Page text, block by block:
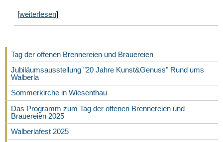
[weiterlesen]
Tag der offenen Brennereien und Brauereien
Jubiläumsausstellung "20 Jahre Kunst&Genuss" Rund ums
Walberla
Sommerkirche in Wiesenthau
Das Programm zum Tag der offenen Brennereien und
Brauereien 2025
Walberlafest 2025